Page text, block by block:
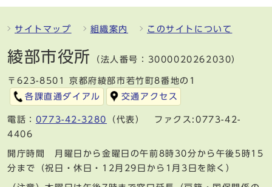
サイトマップ 組織案内 このサイトについて
綾部市役所 （法人番号：3000020262030）
〒623-8501 京都府綾部市若竹町8番地の1
各課直通ダイアル
交通アクセス
電話： 0773-42-3280
（代表） ファクス:0773-42-
4406
開庁時間 月曜日から金曜日の午前8時30分から午後5時15
分まで（祝日・休日・12月29日から1月3日を除く）